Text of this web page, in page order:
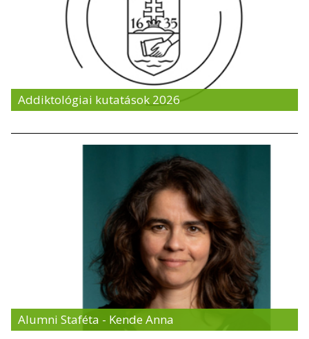
Addiktológiai kutatások 2026
Alumni Staféta - Kende Anna